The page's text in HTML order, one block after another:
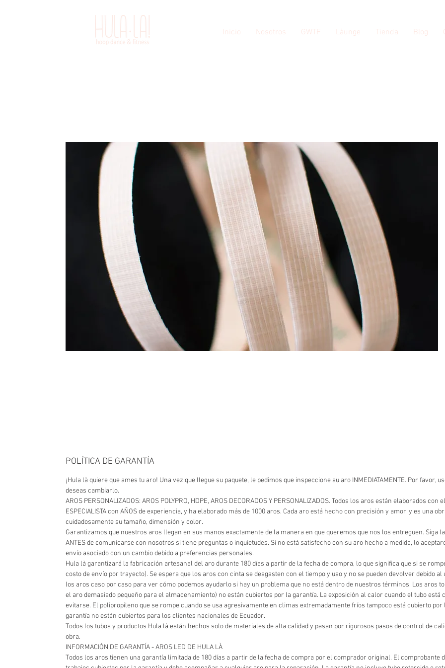
Inicio Nosotros GWTF Làunge Tienda Blog
POLÍTICA DE GARANTÍA
¡Hula là quiere que ames tu aro! Una vez que llegue su paquete, le pedimos que inspeccione su aro INMEDIATAMENTE. Por favor,
deseas cambiarlo.
AROS PERSONALIZADOS: AROS POLYPRO, HDPE, AROS DECORADOS Y PERSONALIZADOS. Todos los aros están elaborados
ESPECIALISTA con AÑOS de experiencia, y ha elaborado más de 1000 aros. Cada aro está hecho con precisión y amor, y es una
cuidadosamente su tamaño, dimensión y color.
Garantizamos que nuestros aros llegan en sus manos exactamente de la manera en que queremos que nos los entreguen. Siga
ANTES de comunicarse con nosotros si tiene preguntas o inquietudes. Si no está satisfecho con su aro hecho a medida, lo
envío asociado con un cambio debido a preferencias personales.
Hula là garantizará la fabricación artesanal del aro durante 180 días a partir de la fecha de compra, lo que significa que si se
costo de envío por trayecto). Se espera que los aros con cinta se desgasten con el tiempo y uso y no se pueden devolver debido
los aros caso por caso para ver cómo podemos ayudarlo si hay un problema que no está dentro de nuestros términos. Los aros
el aro demasiado pequeño para el almacenamiento) no están cubiertos por la garantía. La exposición al calor cuando el tubo está
evitarse. El polipropileno que se rompe cuando se usa agresivamente en climas extremadamente fríos tampoco está cubierto
garantía no están cubiertos para los clientes nacionales de Ecuador.
Todos los tubos y productos Hula là están hechos solo de materiales de alta calidad y pasan por rigurosos pasos de control de
obra.
INFORMACIÓN DE GARANTÍA - AROS LED DE HULA LÀ
Todos los aros tienen una garantía limitada de 180 días a partir de la fecha de compra por el comprador original. El comprobante